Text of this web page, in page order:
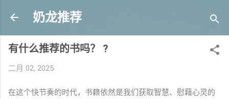
奶龙推荐
有什么推荐的书吗？ ?
二月 02, 2025
在这个快节奏的时代，书籍依然是我们获取智慧、慰藉心灵的